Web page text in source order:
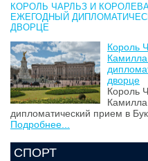
КОРОЛЬ ЧАРЛЬЗ И
ЕЖЕГОДНЫЙ
ДВОРЦЕ
Король
дворце
Король
дипломатический прием в
Подробнее...
СПОРТ